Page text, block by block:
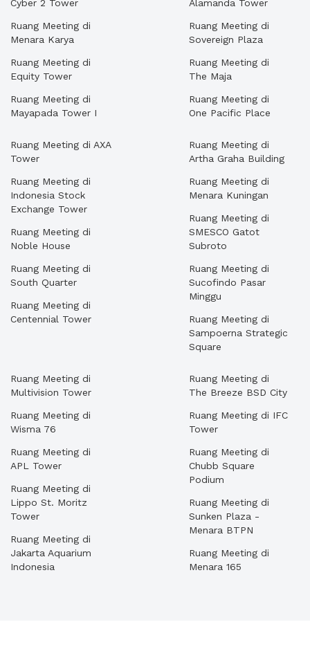
Cyber 2 Tower
Ruang Meeting di
Menara Karya
Ruang Meeting di
Equity Tower
Ruang Meeting di
Mayapada Tower I
Alamanda Tower
Ruang Meeting di
Sovereign Plaza
Ruang Meeting di
The Maja
Ruang Meeting di
One Pacific Place
Ruang Meeting di AXA
Tower
Ruang Meeting di
Indonesia Stock
Exchange Tower
Ruang Meeting di
Noble House
Ruang Meeting di
South Quarter
Ruang Meeting di
Centennial Tower
Ruang Meeting di
Artha Graha Building
Ruang Meeting di
Menara Kuningan
Ruang Meeting di
SMESCO Gatot
Subroto
Ruang Meeting di
Sucofindo Pasar
Minggu
Ruang Meeting di
Sampoerna Strategic
Square
Ruang Meeting di
Multivision Tower
Ruang Meeting di
Wisma 76
Ruang Meeting di
APL Tower
Ruang Meeting di
Lippo St. Moritz
Tower
Ruang Meeting di
Jakarta Aquarium
Indonesia
Ruang Meeting di
The Breeze BSD City
Ruang Meeting di IFC
Tower
Ruang Meeting di
Chubb Square
Podium
Ruang Meeting di
Sunken Plaza -
Menara BTPN
Ruang Meeting di
Menara 165